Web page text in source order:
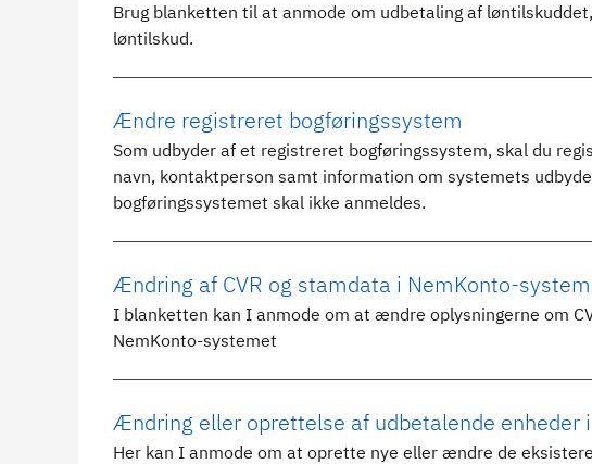
Brug blanketten til at anmode om udbetaling af
løntilskud.
Ændre registreret bogføringssystem
Som udbyder af et registreret bogføringssystem, skal du
navn, kontaktperson samt information om systemets
bogføringssystemet skal ikke anmeldes.
Ændring af CVR og stamdata i NemKonto-
I blanketten kan I anmode om at ændre oplysningerne om
NemKonto-systemet
Ændring eller oprettelse af udbetalende enheder
Her kan I anmode om at oprette nye eller ændre de